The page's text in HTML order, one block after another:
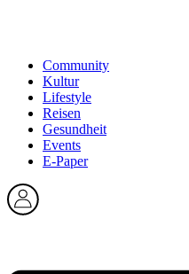
Community
Kultur
Lifestyle
Reisen
Gesundheit
Events
E-Paper